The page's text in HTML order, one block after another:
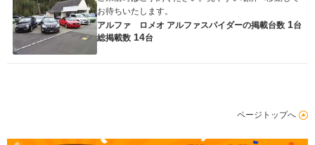
お待ちいたします。
アルファ ロメオ アルファスパイダーの掲載台数 1台
総掲載数 14台
ページトップへ